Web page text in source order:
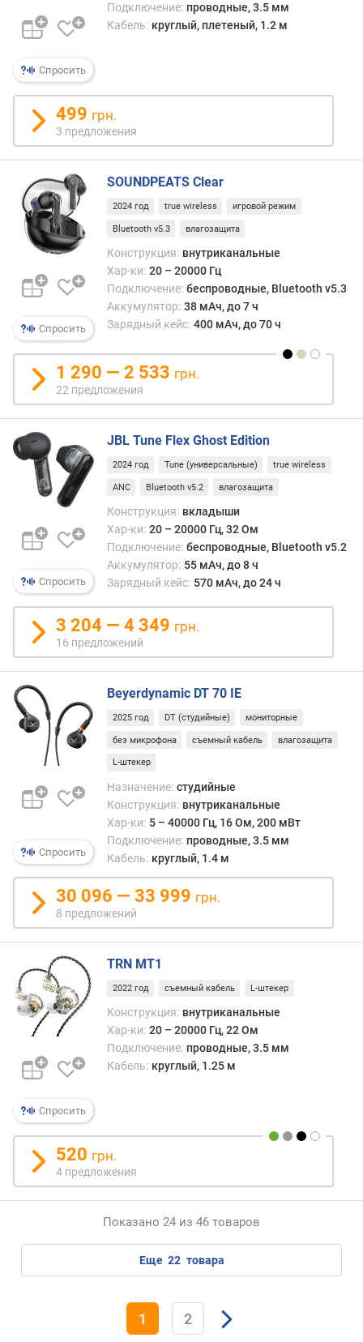
т
и
к
а
е
з
в
у
к
з
а
е
р
ж
к
а
з
у
к
а
(
с
)
м
о
щ
н
о
с
ь
м
а
м
е
т
р
д
н
а
м
и
а
(
м
)
к
о
л
-
з
Спросить
Подключение: проводные, 3.5 мм
Кабель: круглый, плетеный, 1.2 м
499 грн.
3 предложения
Спросить
SOUNDPEATS Clear
2024 год true wireless игровой режим
Bluetooth v5.3 влагозащита
Конструкция: внутриканальные
Хар-ки: 20 – 20000 Гц
Подключение: беспроводные, Bluetooth v5.3
Аккумулятор: 38 мАч, до 7 ч
Зарядный кейс: 400 мАч, до 70 ч
1 290 — 2 533 грн.
22 предложения
Спросить
JBL Tune Flex Ghost Edition
2024 год Tune (универсальные) true wireless
ANC Bluetooth v5.2 влагозащита
Конструкция: вкладыши
Хар-ки: 20 – 20000 Гц, 32 Ом
Подключение: беспроводные, Bluetooth v5.2
Аккумулятор: 55 мАч, до 8 ч
Зарядный кейс: 570 мАч, до 24 ч
3 204 — 4 349 грн.
16 предложений
Спросить
Beyerdynamic DT 70 IE
2025 год DT (студийные) мониторные
без микрофона съемный кабель влагозащита
L-штекер
Назначение: студийные
Конструкция: внутриканальные
Хар-ки: 5 – 40000 Гц, 16 Ом, 200 мВт
Подключение: проводные, 3.5 мм
Кабель: круглый, 1.4 м
30 096 — 33 999 грн.
8 предложений
Спросить
TRN MT1
2022 год съемный кабель L-штекер
Конструкция: внутриканальные
Хар-ки: 20 – 20000 Гц, 22 Ом
Подключение: проводные, 3.5 мм
Кабель: круглый, 1.25 м
520 грн.
4 предложения
Показано 24 из 46 товаров
еще 22 товара
1 2